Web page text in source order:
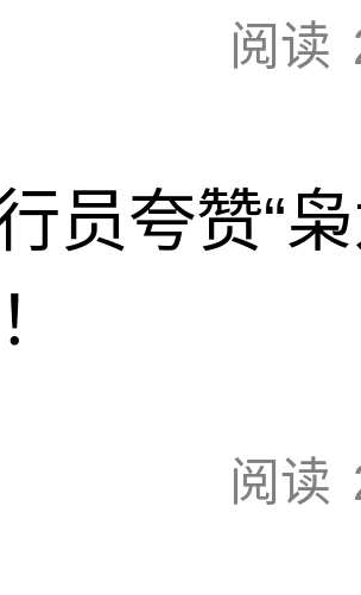
阅读
员夸赞“
阅读